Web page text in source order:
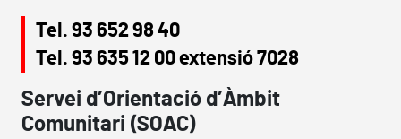
Tel. 93 652 98 40
Tel. 93 635 12 00 extensió 7028
Servei d’Orientació d’Àmbit
Comunitari (SOAC)